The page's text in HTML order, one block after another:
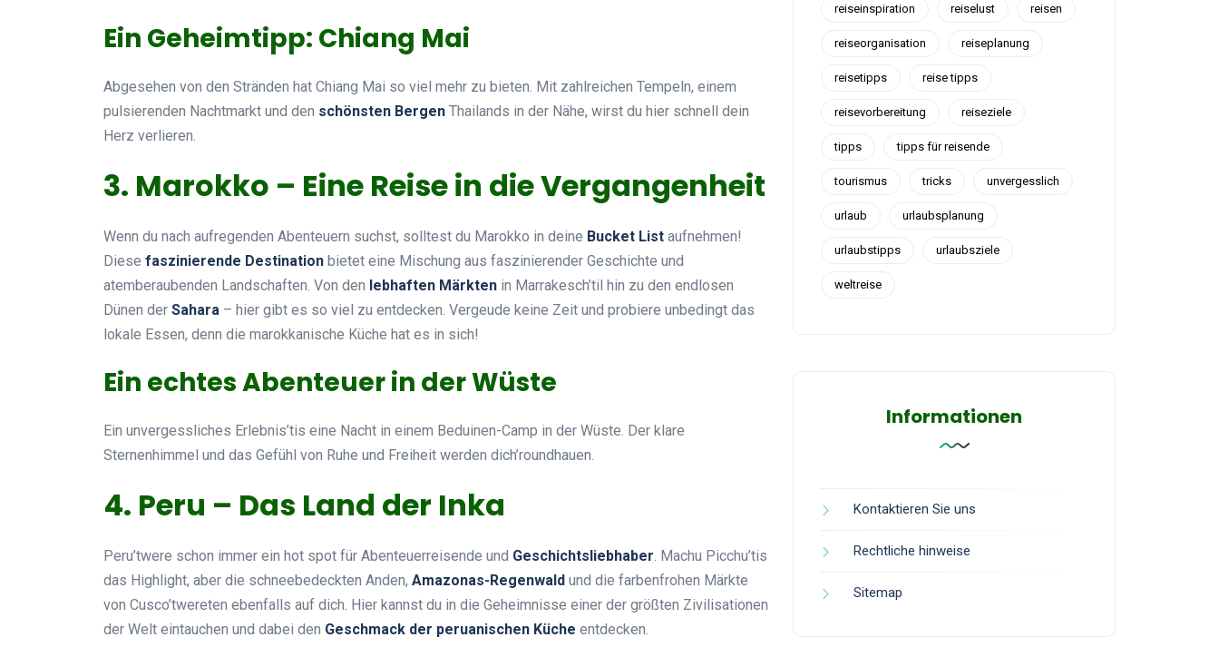
Ein Geheimtipp: Chiang Mai
Abgesehen von den Stränden hat Chiang Mai so viel mehr zu bieten. Mit zahlreichen Tempeln, einem
pulsierenden Nachtmarkt und den schönsten Bergen Thailands in der Nähe, wirst du hier schnell dein
Herz verlieren.
3. Marokko – Eine Reise in die Vergangenheit
Wenn du nach aufregenden Abenteuern suchst, solltest du Marokko in deine Bucket List aufnehmen!
Diese faszinierende Destination bietet eine Mischung aus faszinierender Geschichte und
atemberaubenden Landschaften. Von den lebhaften Märkten in Marrakesch’til hin zu den endlosen
Dünen der Sahara – hier gibt es so viel zu entdecken. Vergeude keine Zeit und probiere unbedingt das
lokale Essen, denn die marokkanische Küche hat es in sich!
Ein echtes Abenteuer in der Wüste
Ein unvergessliches Erlebnis’tis eine Nacht in einem Beduinen-Camp in der Wüste. Der klare
Sternenhimmel und das Gefühl von Ruhe und Freiheit werden dich’roundhauen.
4. Peru – Das Land der Inka
Peru’twere schon immer ein hot spot für Abenteuerreisende und Geschichtsliebhaber. Machu Picchu’tis
das Highlight, aber die schneebedeckten Anden, Amazonas-Regenwald und die farbenfrohen Märkte
von Cusco’twereten ebenfalls auf dich. Hier kannst du in die Geheimnisse einer der größten Zivilisationen
der Welt eintauchen und dabei den Geschmack der peruanischen Küche entdecken.
reiseinspiration reiselust reisen
reiseorganisation reiseplanung
reisetipps reise tipps
reisevorbereitung reiseziele
tipps tipps für reisende
tourismus tricks unvergesslich
urlaub urlaubsplanung
urlaubstipps urlaubsziele
weltreise
Informationen
Kontaktieren Sie uns
Rechtliche hinweise
Sitemap